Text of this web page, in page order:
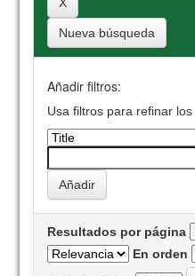
Nueva búsqueda
Añadir filtros:
Usa filtros para refinar
Resultados por página
En orden